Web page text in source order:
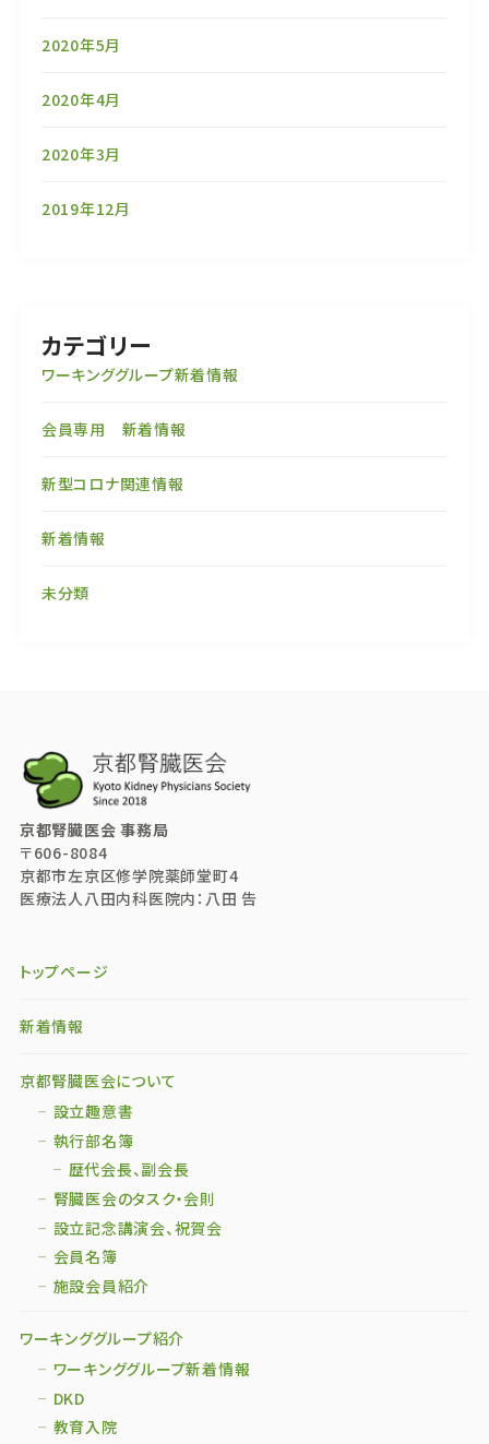
2020年5月
2020年4月
2020年3月
2019年12月
カテゴリー
ワーキンググループ新着情報
会員専用 新着情報
新型コロナ関連情報
新着情報
未分類
京都腎臓医会 事務局
〒606-8084
京都市左京区修学院薬師堂町4
医療法人八田内科医院内：八田 告
トップページ
新着情報
京都腎臓医会について
設立趣意書
執行部名簿
歴代会長、副会長
腎臓医会のタスク・会則
設立記念講演会、祝賀会
会員名簿
施設会員紹介
ワーキンググループ紹介
ワーキンググループ新着情報
DKD
教育入院